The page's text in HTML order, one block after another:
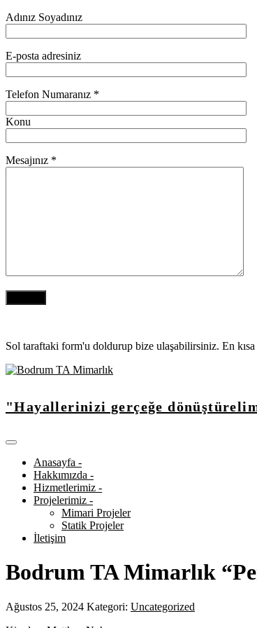
Adınız Soyadınız
E-posta adresiniz
Telefon Numaranız *
Konu
Mesajınız *
Sol taraftaki form'u doldurup bize ulaşabilirsiniz. En kısa
"Hayallerinizi gerçeğe
Anasayfa -
Hakkımızda -
Hizmetlerimiz -
Projelerimiz -
Mimari Projeler
Statik Projeler
İletişim
Bodrum TA Mimarlık
Ağustos 25, 2024 Kategori: Uncategorized